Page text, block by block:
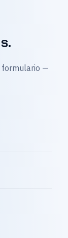
formulario —